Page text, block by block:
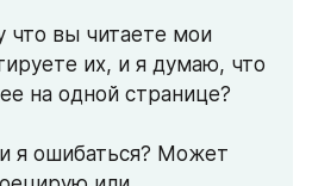
что вы читаете мои
их, и я думаю, что
на одной странице?
я ошибаться? Может